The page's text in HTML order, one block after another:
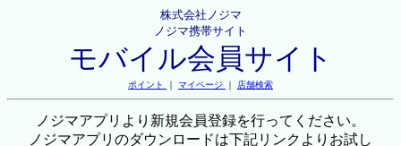
株式会社ノジマ
ノジマ携帯サイト
モバイル会員サイト
ポイント ｜ マイページ ｜ 店舗検索
ノジマアプリより新規会員登録を行ってください。
ノジマアプリのダウンロードは下記リンクよりお試し